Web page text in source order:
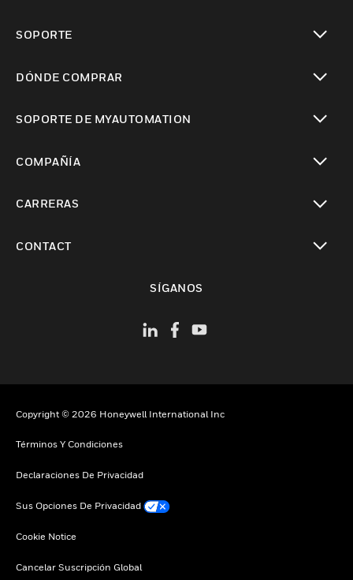
SOPORTE
DÓNDE COMPRAR
SOPORTE DE MYAUTOMATION
COMPAÑÍA
CARRERAS
CONTACT
SÍGANOS
Copyright © 2026 Honeywell International Inc
Términos Y Condiciones
Declaraciones De Privacidad
Sus Opciones De Privacidad
Cookie Notice
Cancelar Suscripción Global